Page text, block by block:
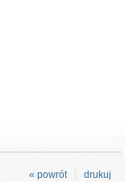
drukuj
« powrót